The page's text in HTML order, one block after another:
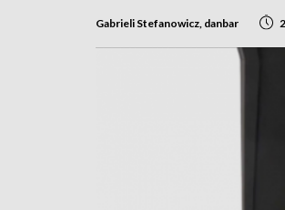
Gabrieli Stefanowicz, danbar